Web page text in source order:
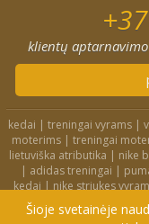
klientų
kedai | treningai vyrams|
moterims | treningai
lietuviška atributika | nike
| adidas treningai |
kedai | nike striukes
nike kuprines
nike
adidas
Šioje svetainėje